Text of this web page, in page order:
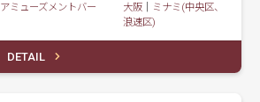
アミューズメントバー
大阪｜
ミナミ(中央区、
浪速区)
DETAIL